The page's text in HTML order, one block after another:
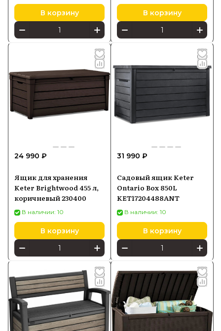
В корзину В корзину
24 990 ₽
Ящик для хранения
Keter Brightwood 455 л,
коричневый 230400
В наличии: 10
В корзину
31 990 ₽
Садовый ящик Keter
Ontario Box 850L
KET17204488ANT
В наличии: 10
В корзину